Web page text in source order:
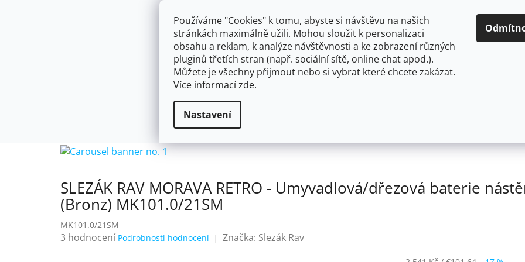
Používáme "Cookies" k tomu, abyste si návštěvu na našich
stránkách maximálně užili. Mohou sloužit k personalizaci
obsahu a reklam, k analýze návštěvnosti a ke zobrazení různých
pluginů třetích stran (např. sociální sítě, online chat apod.).
Můžete je všechny přijmout nebo si vybrat které chcete zakázat.
Více informacízde.
Nastavení
HLEDAT
NÁSTĚNNÉ 150/100MM SE SPRCHOU
VODOVODNÍ BATERIE
Slezák Rav Morava baterie
stará mosaz
SLEZÁK RAV MORAVA RETRO - Umyvadlová/dřezová baterie
(Bronz) MK101.0/21SM
MK101.0/21SM
Průměrné
3 hodnocení Podrobnosti hodnocení Značka: Slezák Rav